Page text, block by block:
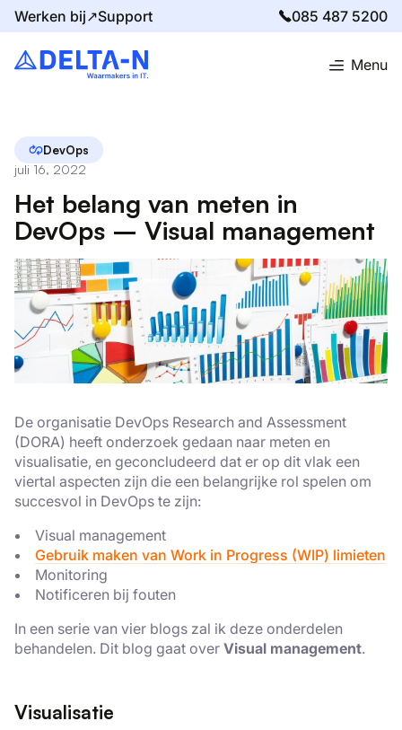
Werken bij↗Support 085 487 5200
Menu
Home Blog Het belang van meten in DevOps – Visual management
DevOps
juli 16, 2022
Het belang van meten in
DevOps – Visual management
De organisatie DevOps Research and Assessment
(DORA) heeft onderzoek gedaan naar meten en
visualisatie, en geconcludeerd dat er op dit vlak een
viertal aspecten zijn die een belangrijke rol spelen om
succesvol in DevOps te zijn:
Visual management
Gebruik maken van Work in Progress (WIP) limieten
Monitoring
Notificeren bij fouten
In een serie van vier blogs zal ik deze onderdelen
behandelen. Dit blog gaat over Visual management.
Visualisatie